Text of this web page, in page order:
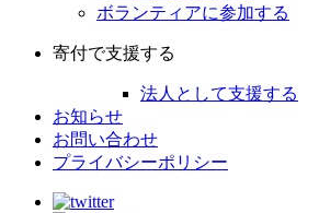
ボランティアに参加する
寄付で支援する
法人として支援する
お知らせ
お問い合わせ
プライバシーポリシー